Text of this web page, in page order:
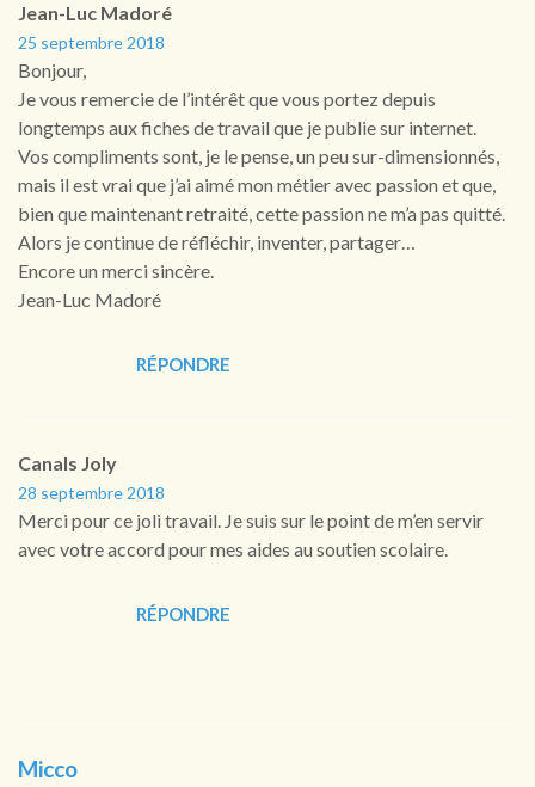
Jean-Luc Madoré
25 septembre 2018
Bonjour,
Je vous remercie de l’intérêt que vous portez depuis
longtemps aux fiches de travail que je publie sur internet.
Vos compliments sont, je le pense, un peu sur-dimensionnés,
mais il est vrai que j’ai aimé mon métier avec passion et que,
bien que maintenant retraité, cette passion ne m’a pas quitté.
Alors je continue de réfléchir, inventer, partager…
Encore un merci sincère.
Jean-Luc Madoré
RÉPONDRE
Canals Joly
28 septembre 2018
Merci pour ce joli travail. Je suis sur le point de m’en servir
avec votre accord pour mes aides au soutien scolaire.
RÉPONDRE
Micco